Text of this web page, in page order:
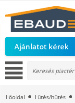
Ajánlatot kérek
Főoldal Fűtés/hűtés